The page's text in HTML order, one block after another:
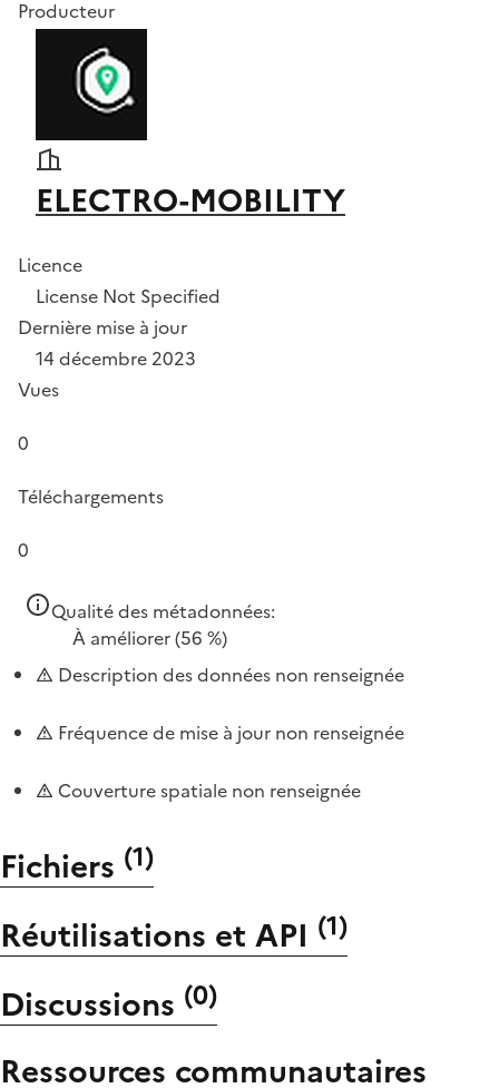
Producteur
ELECTRO-MOBILITY
Licence
License Not Specified
Dernière mise à jour
14 décembre 2023
Vues
0
Téléchargements
0
Qualité des métadonnées:
À améliorer(56 %)
Description des données non renseignée
Fréquence de mise à jour non renseignée
Couverture spatiale non renseignée
Fichiers (1)
Réutilisations et API (1)
Discussions (0)
Ressources communautaires